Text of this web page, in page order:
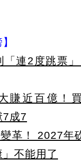
「連2度跳票
賺近百億！
7成7
革！ 2027年
不能用了